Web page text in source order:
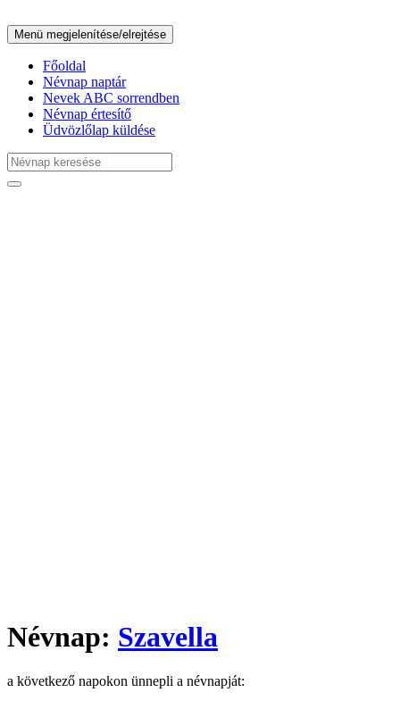
Menü megjelenítése/elrejtése
Főoldal
Névnap naptár
Nevek ABC sorrendben
Névnap értesítő
Üdvözlőlap küldése
Névnap: Szavella
a következő napokon ünnepli a névnapját: